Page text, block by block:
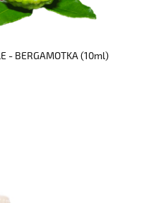
- BERGAMOTKA (10ml)